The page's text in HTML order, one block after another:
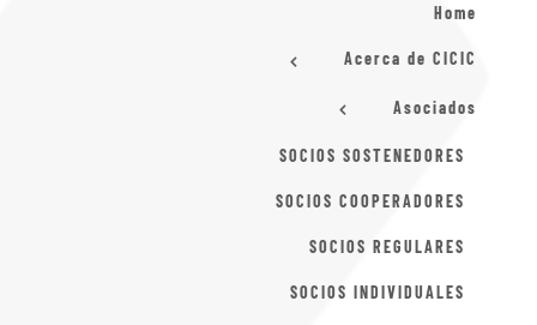
Home
Acerca de CICIC
Asociados
SOCIOS SOSTENEDORES
SOCIOS COOPERADORES
SOCIOS REGULARES
SOCIOS INDIVIDUALES